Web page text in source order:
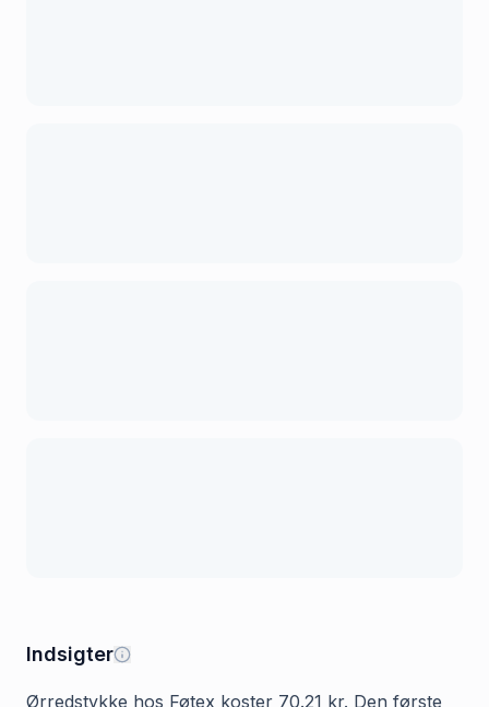
Indsigter
Ørredstykke hos Føtex koster 70.21 kr. Den første